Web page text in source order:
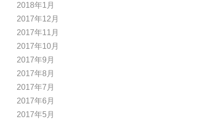
2018年1月
2017年12月
2017年11月
2017年10月
2017年9月
2017年8月
2017年7月
2017年6月
2017年5月